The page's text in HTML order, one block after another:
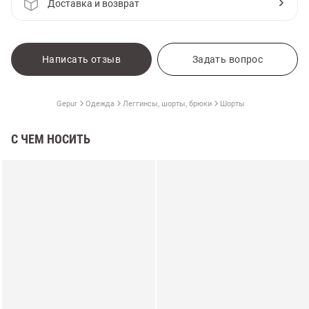
Доставка и возврат
Написать отзыв Задать вопрос
Gepur Одежда Леггинсы, шорты, брюки Шорты
С ЧЕМ НОСИТЬ